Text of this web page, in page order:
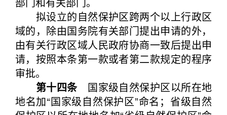
拟设立的自然保护区跨两个以上行政区
域的，除由国务院有关部门提出申请的外，
由有关行政区域人民政府协商一致后提出申
请，按照本条第一款或者第二款规定的程序
审批。
第十四条国家级自然保护区以所在地
地名加“国家级自然保护区”命名；省级自然